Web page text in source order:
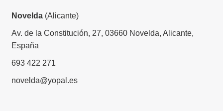
Novelda(Alicante)
Av. de la Constitución, 27, 03660 Novelda, Alicante,
España
693 422 271
novelda@yopal.es